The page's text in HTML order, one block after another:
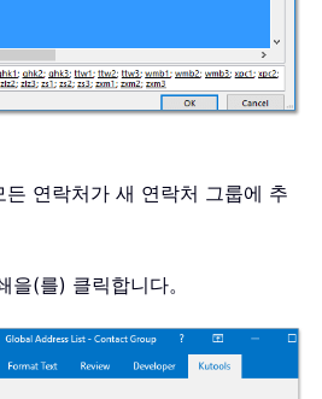
연락처가 새 연락처 그룹에 추
(를) 클릭합니다。